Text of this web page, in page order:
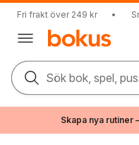
Fri frakt över 249 kr •
Sök bok, spel,
Skapa nya rutiner